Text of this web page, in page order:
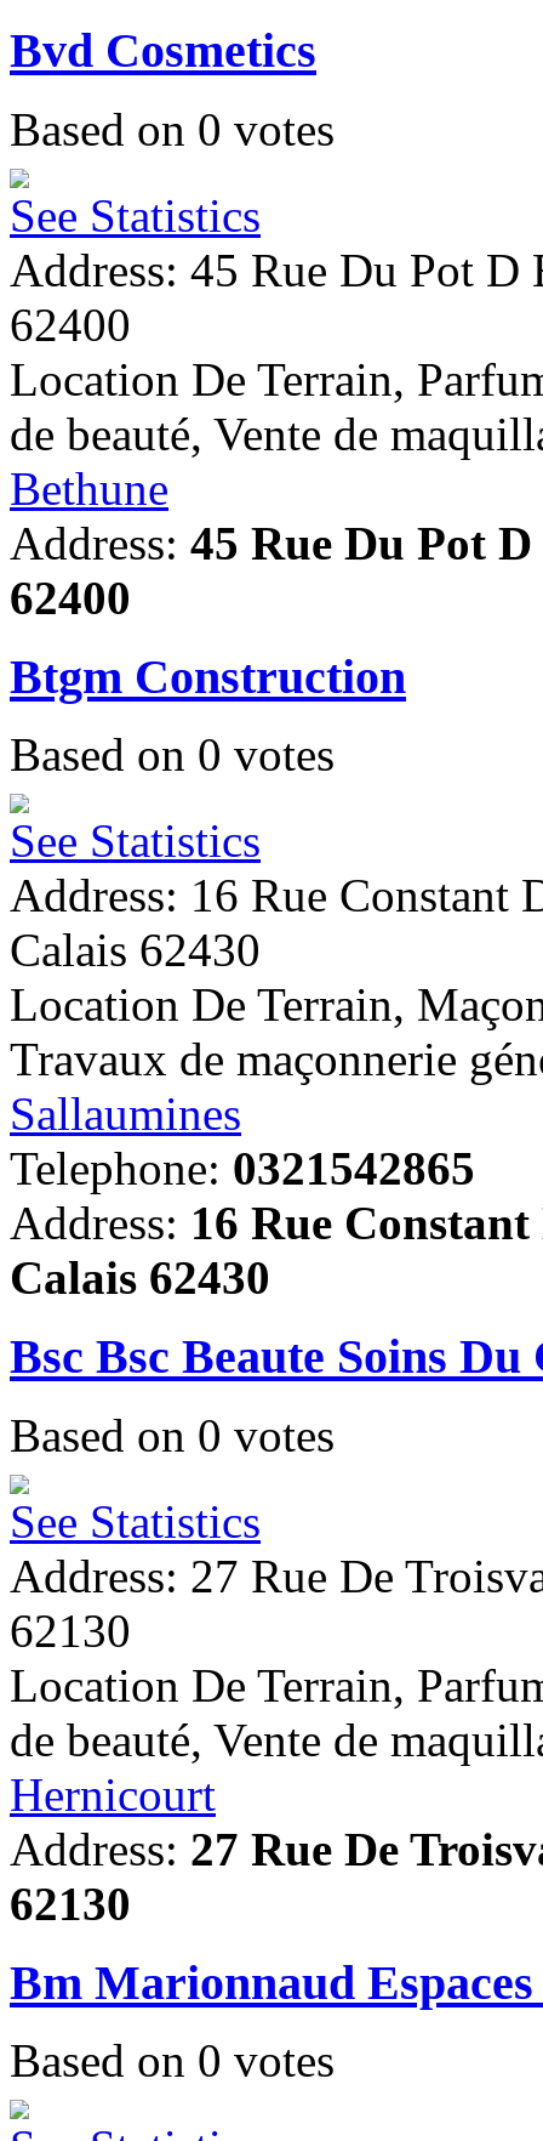
Bvd Cosmetics
Based on 0 votes
See Statistics
Address: 45 Rue Du Pot D
62400
Location De Terrain,
de beauté, Vente de
Bethune
Address: 45 Rue Du Pot
62400
Btgm Construction
Based on 0 votes
See Statistics
Address: 16 Rue Constant
Calais 62430
Location De Terrain,
Travaux de maçonnerie
Sallaumines
Telephone: 0321542865
Address: 16 Rue
Calais 62430
Bsc Bsc Beaute Soins Du
Based on 0 votes
See Statistics
Address: 27 Rue De
62130
Location De Terrain,
de beauté, Vente de
Hernicourt
Address: 27 Rue De
62130
Bm Marionnaud
Based on 0 votes